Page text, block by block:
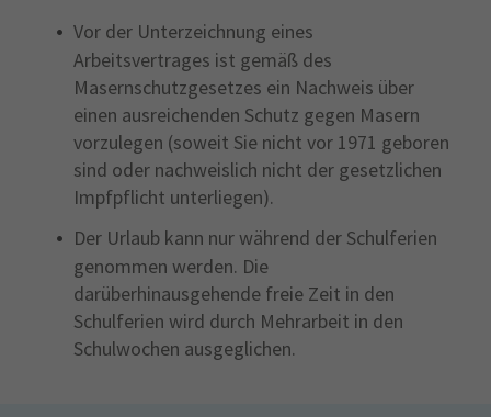
Vor der Unterzeichnung eines
Arbeitsvertrages ist gemäß des
Masernschutzgesetzes ein Nachweis über
einen ausreichenden Schutz gegen Masern
vorzulegen (soweit Sie nicht vor 1971 geboren
sind oder nachweislich nicht der gesetzlichen
Impfpflicht unterliegen).
Der Urlaub kann nur während der Schulferien
genommen werden. Die
darüberhinausgehende freie Zeit in den
Schulferien wird durch Mehrarbeit in den
Schulwochen ausgeglichen.